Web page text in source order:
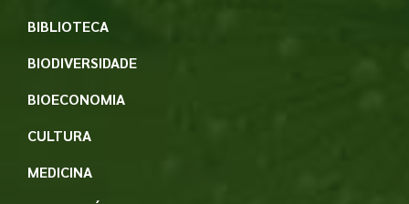
BIBLIOTECA
BIODIVERSIDADE
BIOECONOMIA
CULTURA
MEDICINA